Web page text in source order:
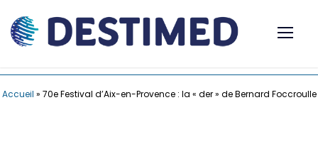
Accueil » 70e Festival d’Aix-en-Provence : la « der » de Bernard Foccroulle